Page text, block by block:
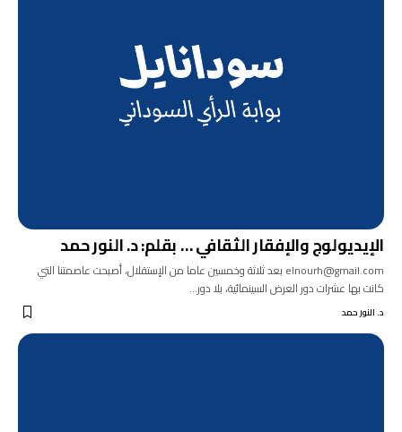
الإيديولوج والإفقار الثقافي … بقلم: د. النور حمد
elnourh@gmail.com بعد ثلاثة وخمسين عاما من الإستقلال، أصبحت عاصمتنا التي
كانت بها عشرات دور العرض السينمائية، بلا دور…
د. النور حمد